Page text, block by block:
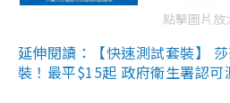
點擊圖片放
延伸閱讀：【快速測試套裝】
裝！最平$15起 政府衛生署認可